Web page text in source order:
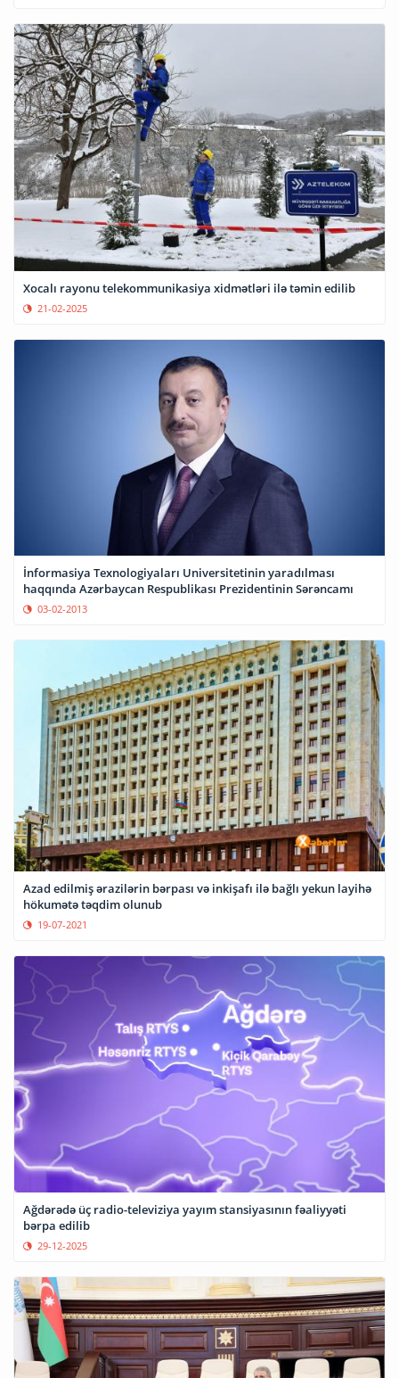
Xocalı rayonu telekommunikasiya xidmətləri ilə təmin edilib
21-02-2025
İnformasiya Texnologiyaları Universitetinin yaradılması
haqqında Azərbaycan Respublikası Prezidentinin Sərəncamı
03-02-2013
Azad edilmiş ərazilərin bərpası və inkişafı ilə bağlı yekun layihə
hökumətə təqdim olunub
19-07-2021
Ağdərədə üç radio-televiziya yayım stansiyasının fəaliyyəti
bərpa edilib
29-12-2025